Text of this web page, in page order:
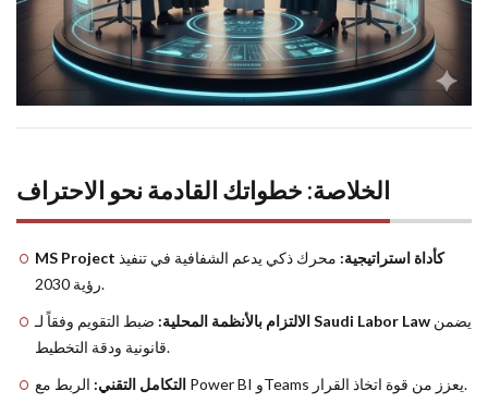
الخلاصة: خطواتك القادمة نحو الاحتراف
MS Project كأداة استراتيجية: محرك ذكي يدعم الشفافية في تنفيذ
رؤية 2030.
الالتزام بالأنظمة المحلية:Saudi Labor Law
قانونية ودقة التخطيط.
التكامل التقني:
الربط مع Power BI وTeams يعزز من قوة اتخاذ القرار.